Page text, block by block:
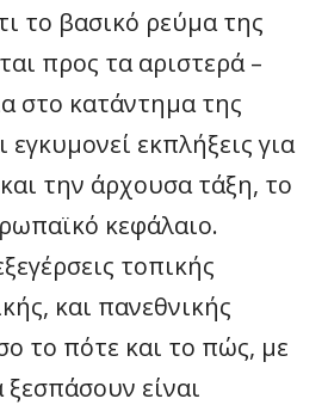
το βασικό ρεύμα της
προς τα αριστερά –
στο κατάντημα της
εκπλήξεις για
την άρχουσα τάξη, το
κεφάλαιο.
τοπικής
και πανεθνικής
το πότε και το πώς, με
είναι